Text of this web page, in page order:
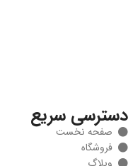
دسترسی سریع
صفحه نخست
فروشگاه